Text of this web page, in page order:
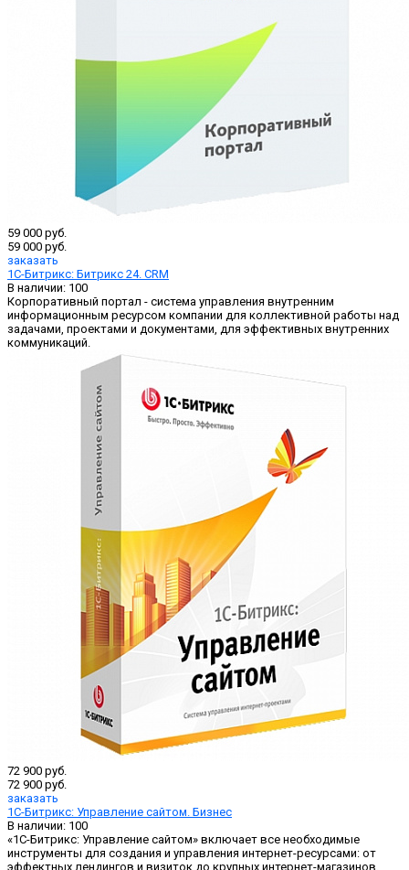
59 000 руб.
59 000 руб.
заказать
1С-Битрикс: Битрикс 24. CRM
В наличии: 100
Корпоративный портал - система управления внутренним
информационным ресурсом компании для коллективной работы над
задачами, проектами и документами, для эффективных внутренних
коммуникаций.
72 900 руб.
72 900 руб.
заказать
1С-Битрикс: Управление сайтом. Бизнес
В наличии: 100
«1С-Битрикс: Управление сайтом» включает все необходимые
инструменты для создания и управления интернет-ресурсами: от
эффектных лендингов и визиток до крупных интернет-магазинов.